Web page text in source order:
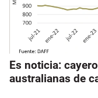
Es noticia:
australianas de